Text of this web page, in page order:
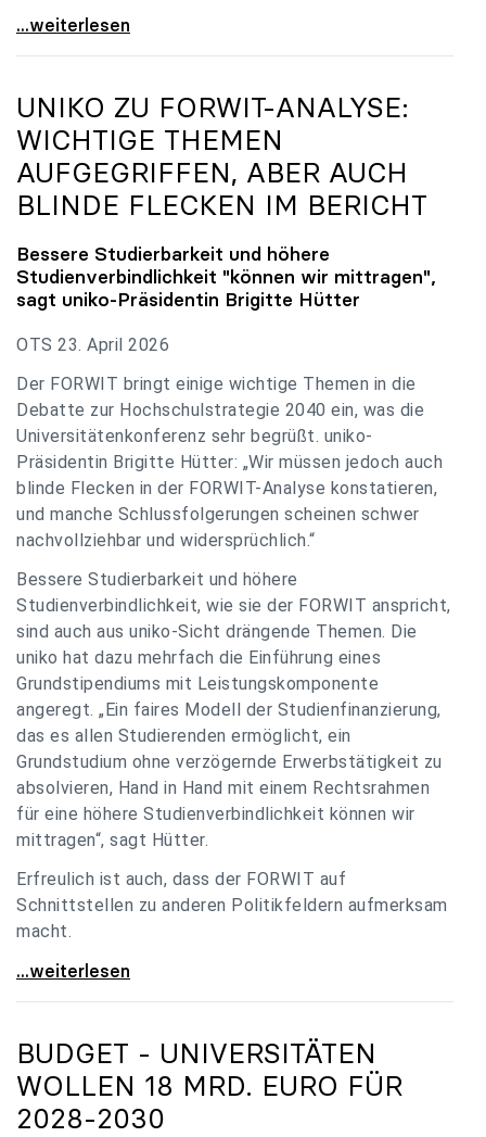
uniko zu Budgetverhandlungen: Universitäten sind
...weiterlesen
UNIKO ZU FORWIT-ANALYSE:
WICHTIGE THEMEN
AUFGEGRIFFEN, ABER AUCH
BLINDE FLECKEN IM BERICHT
Bessere Studierbarkeit und höhere
Studienverbindlichkeit "können wir mittragen",
sagt uniko-Präsidentin Brigitte Hütter
OTS 23. April 2026
Der FORWIT bringt einige wichtige Themen in die
Debatte zur Hochschulstrategie 2040 ein, was die
Universitätenkonferenz sehr begrüßt. uniko-
Präsidentin Brigitte Hütter: „Wir müssen jedoch auch
blinde Flecken in der FORWIT-Analyse konstatieren,
und manche Schlussfolgerungen scheinen schwer
nachvollziehbar und widersprüchlich.“
Bessere Studierbarkeit und höhere
Studienverbindlichkeit, wie sie der FORWIT anspricht,
sind auch aus uniko-Sicht drängende Themen. Die
uniko hat dazu mehrfach die Einführung eines
Grundstipendiums mit Leistungskomponente
angeregt. „Ein faires Modell der Studienfinanzierung,
das es allen Studierenden ermöglicht, ein
Grundstudium ohne verzögernde Erwerbstätigkeit zu
absolvieren, Hand in Hand mit einem Rechtsrahmen
für eine höhere Studienverbindlichkeit können wir
mittragen“, sagt Hütter.
Erfreulich ist auch, dass der FORWIT auf
Schnittstellen zu anderen Politikfeldern aufmerksam
macht.
uniko zu FORWIT-Analyse: Wichtige Themen
...weiterlesen
BUDGET - UNIVERSITÄTEN
WOLLEN 18 MRD. EURO FÜR
2028-2030